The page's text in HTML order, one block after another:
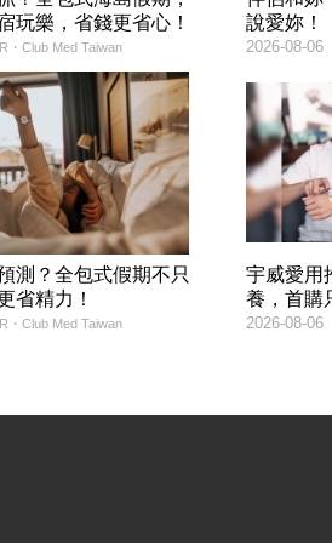
玩樂，省錢更省心！
・Club Med Taiwan
說愛妳！
2026-08-06
測？全包式假期不只
省精力！
・Club Med Taiwan
宇威愛用
養，首購
2026-08-06